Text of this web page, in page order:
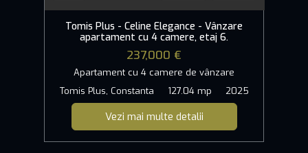
Tomis Plus - Celine Elegance - Vânzare
apartament cu 4 camere, etaj 6.
237,000 €
Apartament cu 4 camere de vânzare
Tomis Plus, Constanta
127.04 mp 2025
Vezi mai multe detalii